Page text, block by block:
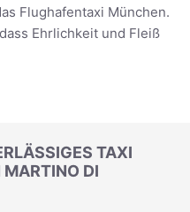
Flughafentaxi München.
Ehrlichkeit und Fleiß
TAXI
DI